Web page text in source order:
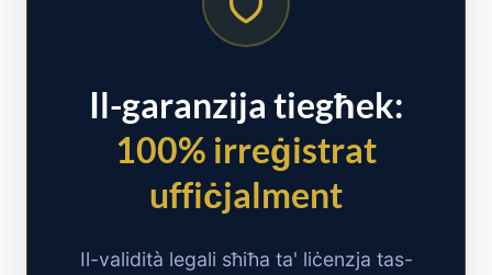
Il-garanzija tiegħek:
100% irreġistrat
uffiċjalment
Il-validità legali sħiħa ta' liċenzja tas-